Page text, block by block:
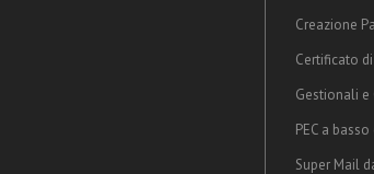
Creazione
Certificato di
Gestionali e
PEC a
Super Mail